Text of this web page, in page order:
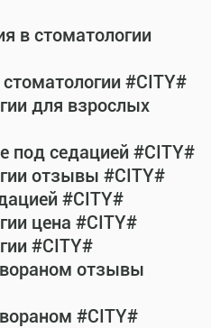
в стоматологии
#CITY#
для взрослых
под седацией #CITY#
отзывы #CITY#
#CITY#
цена #CITY#
#CITY#
отзывы
#CITY#